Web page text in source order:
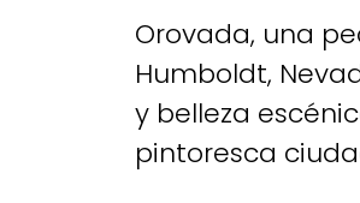
Orovada, una
Humboldt,
y belleza
pintoresca